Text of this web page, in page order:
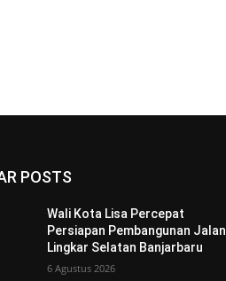
POSTS
Wali Kota Lisa Percepat
Persiapan Pembangunan Jalan
Lingkar Selatan Banjarbaru
6 Agustus 2026